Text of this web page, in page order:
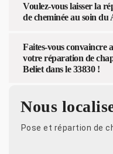
Voulez-vous laisser la
de cheminée au soin
Faites-vous convaincre
votre réparation de
Beliet dans le 33830 !
Nous
Pose et répartion de